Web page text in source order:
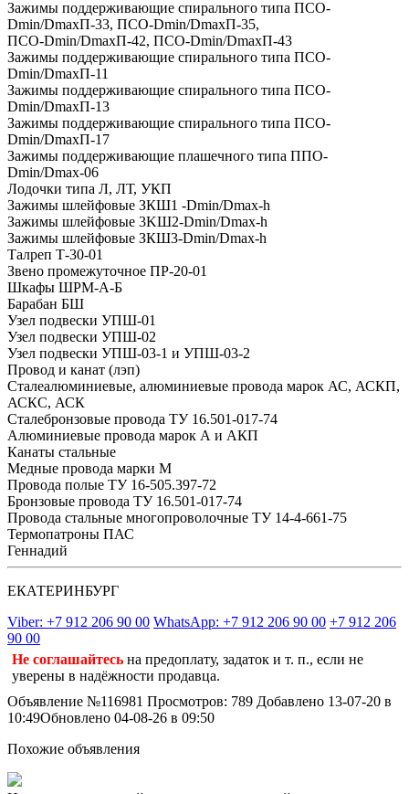
Зажимы поддерживающие спирального типа ПCO-
Dmin/DmaxП-33, ПCO-Dmin/DmaxП-35,
ПCO-Dmin/DmaxП-42, ПCO-Dmin/DmaxП-43
Зажимы поддерживающие спирального типа ПСО-
Dmin/DmaxП-11
Зажимы поддерживающие спирального типа ПCO-
Dmin/DmaxП-13
Зажимы поддерживающие спирального типа ПCO-
Dmin/DmaxП-17
Зажимы поддерживающие плашечного типа ППO-
Dmin/Dmax-06
Лодочки типа Л, ЛТ, УКП
Зажимы шлейфовые ЗКШ1 -Dmin/Dmax-h
Зажимы шлейфовые 3KШ2-Dmin/Dmax-h
Зажимы шлейфовые ЗКШ3-Dmin/Dmax-h
Талреп Т-30-01
Звено промежуточное ПР-20-01
Шкафы ШРМ-А-Б
Барабан БШ
Узел подвески УПШ-01
Узел подвески УПШ-02
Узел подвески УПШ-03-1 и УПШ-03-2
Провод и канат (лэп)
Сталеалюминиевые, алюминиевые провода марок АС, АСКП,
АСКС, АСК
Сталебронзовые провода ТУ 16.501-017-74
Алюминиевые провода марок А и АКП
Канаты стальные
Медные провода марки М
Провода полые ТУ 16-505.397-72
Бронзовые провода ТУ 16.501-017-74
Провода стальные многопроволочные ТУ 14-4-661-75
Термопатроны ПАС
Геннадий
ЕКАТЕРИНБУРГ
Viber: +7 912 206 90 00 WhatsApp: +7 912 206 90 00 +7 912 206
90 00
Не соглашайтесь на предоплату, задаток и т. п., если не
уверены в надёжности продавца.
Объявление №116981 Просмотров: 789 Добавлено 13-07-20 в
10:49Обновлено 04-08-26 в 09:50
Похожие объявления